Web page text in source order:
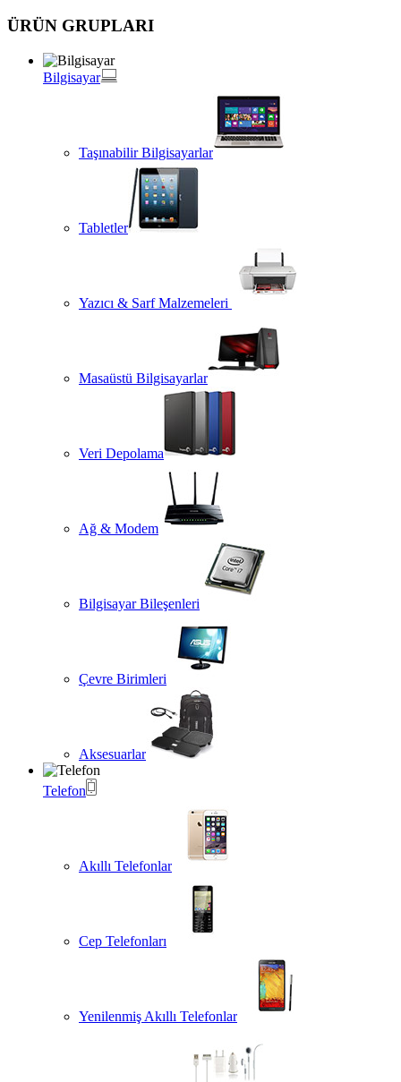
ÜRÜN GRUPLARI
Bilgisayar
Taşınabilir Bilgisayarlar
Tabletler
Yazıcı & Sarf Malzemeleri
Masaüstü Bilgisayarlar
Veri Depolama
Ağ & Modem
Bilgisayar Bileşenleri
Çevre Birimleri
Aksesuarlar
Telefon
Akıllı Telefonlar
Cep Telefonları
Yenilenmiş Akıllı Telefonlar